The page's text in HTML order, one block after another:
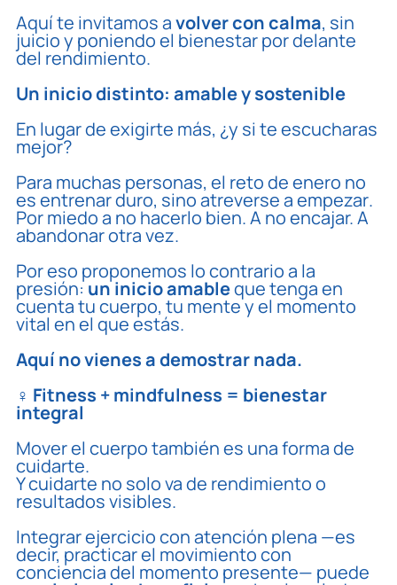
Aquí te invitamos avolver con calma, sin
juicio y poniendo el bienestar por delante
del rendimiento.
Un inicio distinto: amable y sostenible
En lugar de exigirte más, ¿y si te escucharas
mejor?
Para muchas personas, el reto de enero no
es entrenar duro, sinoatreverse a empezar.
Por miedo a no hacerlo bien. A no encajar. A
abandonar otra vez.
Por eso proponemos lo contrario a la
presión:un inicio amableque tenga en
cuenta tu cuerpo, tu mente y el momento
vital en el que estás.
Aquí no vienes a demostrar nada.
‍♀️ Fitness + mindfulness = bienestar
integral
Mover el cuerpo también es una forma de
cuidarte.
Y cuidarte no solo va de rendimiento o
resultados visibles.
Integrar ejercicio con atención plena —es
decir, practicar el movimientocon
conciencia del momento presente— puede